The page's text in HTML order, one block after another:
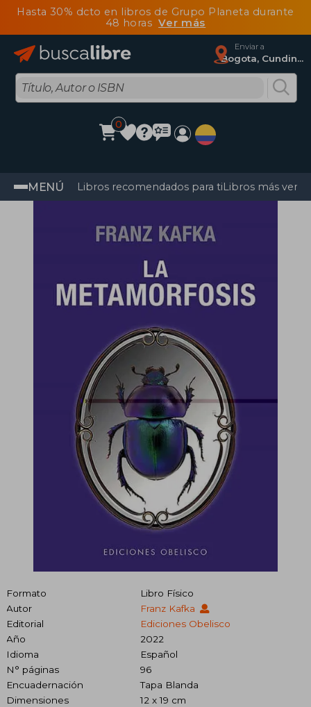
Hasta 30% dcto en libros de Grupo Planeta durante
48 horasVer más
Enviar a
Bogota, Cundinamarca
0
MENÚ Libros recomendados para tiLibros más
Formato
Libro Físico
Autor
Franz Kafka
Editorial
Ediciones Obelisco
Año
2022
Idioma
Español
N° páginas
96
Encuadernación
Tapa Blanda
Dimensiones
12 x 19 cm